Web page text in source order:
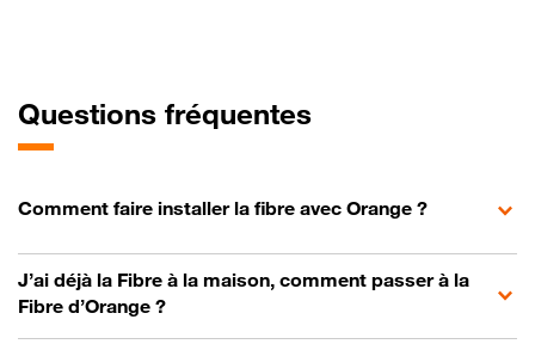
Questions fréquentes
Comment faire installer la fibre avec Orange ?
J’ai déjà la Fibre à la maison, comment passer à la
Fibre d’Orange ?